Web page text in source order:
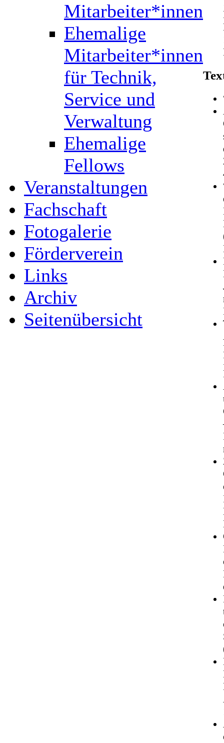
Mitarbeiter*innen
Ehemalige
Mitarbeiter*innen
für Technik,
Service und
Verwaltung
Ehemalige
Fellows
Veranstaltungen
Fachschaft
Fotogalerie
Förderverein
Links
Archiv
Seitenübersicht